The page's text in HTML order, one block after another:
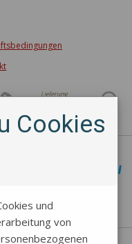
Cookies
und
von